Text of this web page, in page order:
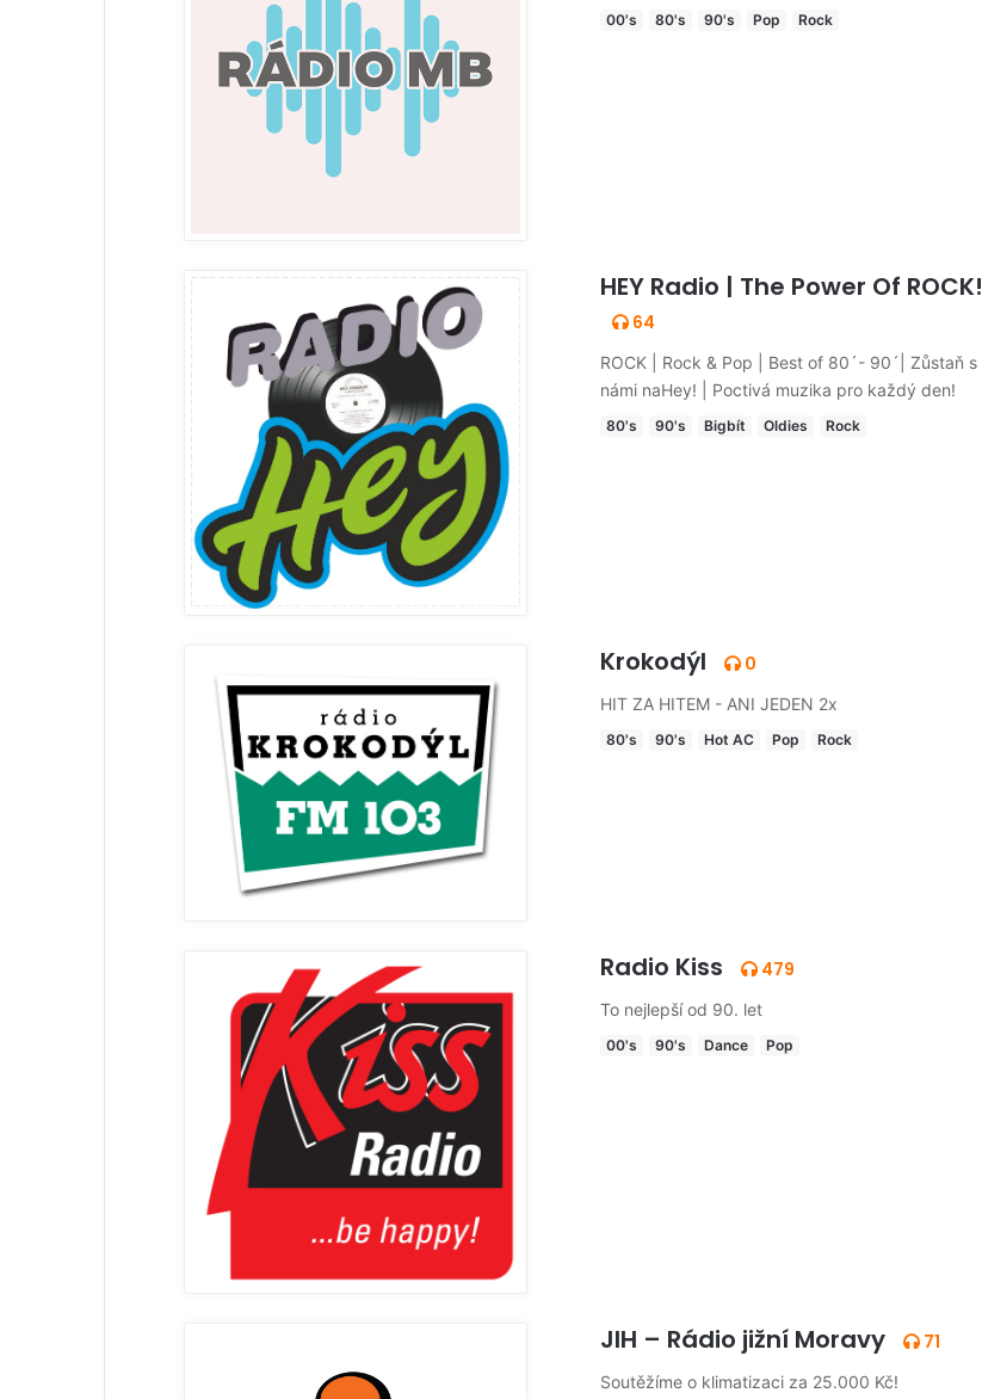
00's 80's 90's Pop Rock
HEY Radio | The Power Of ROCK!
64
ROCK | Rock & Pop | Best of 80´- 90´| Zůstaň s
námi naHey! | Poctivá muzika pro každý den!
80's 90's Bigbít Oldies Rock
Krokodýl 0
HIT ZA HITEM - ANI JEDEN 2x
80's 90's Hot AC Pop Rock
Radio Kiss 479
To nejlepší od 90. let
00's 90's Dance Pop
JIH – Rádio jižní Moravy 71
Soutěžíme o klimatizaci za 25.000 Kč!